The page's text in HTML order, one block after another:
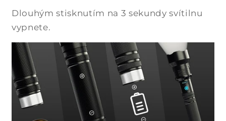
Dlouhým stisknutím na 3 sekundy svítilnu
vypnete.